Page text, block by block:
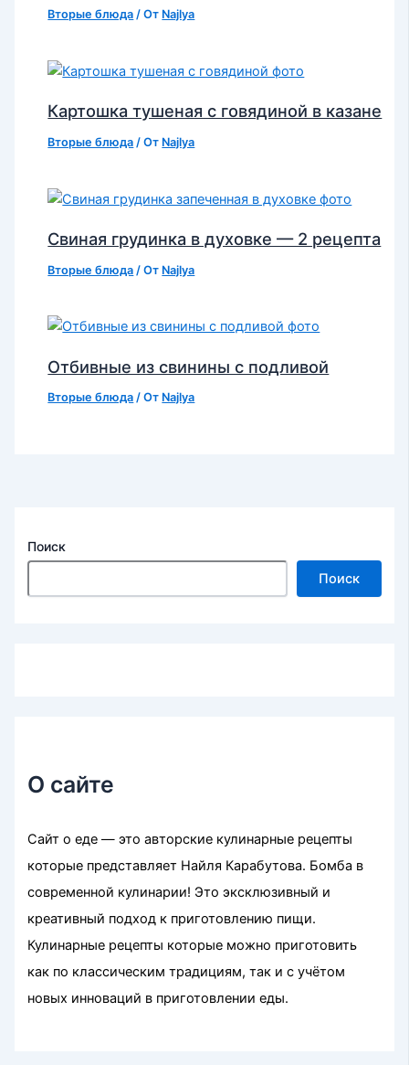
Вторые блюда / От Najlya
Картошка тушеная с говядиной в казане
Вторые блюда / От Najlya
Свиная грудинка в духовке — 2 рецепта
Вторые блюда / От Najlya
Отбивные из свинины с подливой
Вторые блюда / От Najlya
Поиск
Поиск
О сайте
Сайт о еде — это авторские кулинарные рецепты
которые представляет Найля Карабутова. Бомба в
современной кулинарии! Это эксклюзивный и
креативный подход к приготовлению пищи.
Кулинарные рецепты которые можно приготовить
как по классическим традициям, так и с учётом
новых инноваций в приготовлении еды.